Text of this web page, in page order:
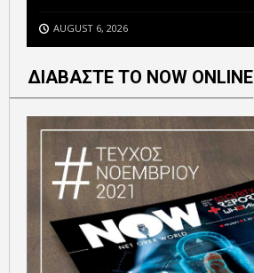
AUGUST 6, 2026
ΔΙΑΒΑΣΤΕ ΤΟ NOW ONLINE